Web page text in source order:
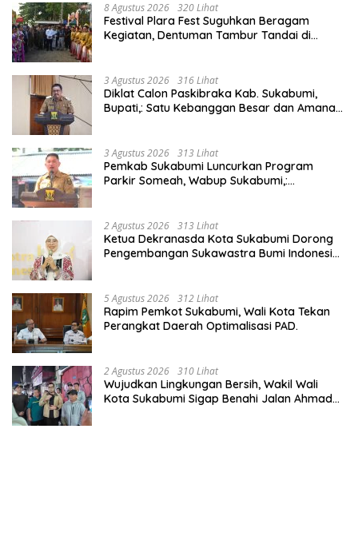
8 Agustus 2026 320 Lihat
Festival Plara Fest Suguhkan Beragam
Kegiatan, Dentuman Tambur Tandai di
3 Agustus 2026 316 Lihat
Diklat Calon Paskibraka Kab. Sukabumi,
Bupati,: Satu Kebanggan Besar dan Amanah
3 Agustus 2026 313 Lihat
Pemkab Sukabumi Luncurkan Program
Parkir Someah, Wabup Sukabumi,:
2 Agustus 2026 313 Lihat
Ketua Dekranasda Kota Sukabumi Dorong
Pengembangan Sukawastra Bumi Indonesia,
5 Agustus 2026 312 Lihat
Rapim Pemkot Sukabumi, Wali Kota Tekan
Perangkat Daerah Optimalisasi PAD.
2 Agustus 2026 310 Lihat
Wujudkan Lingkungan Bersih, Wakil Wali
Kota Sukabumi Sigap Benahi Jalan Ahmad